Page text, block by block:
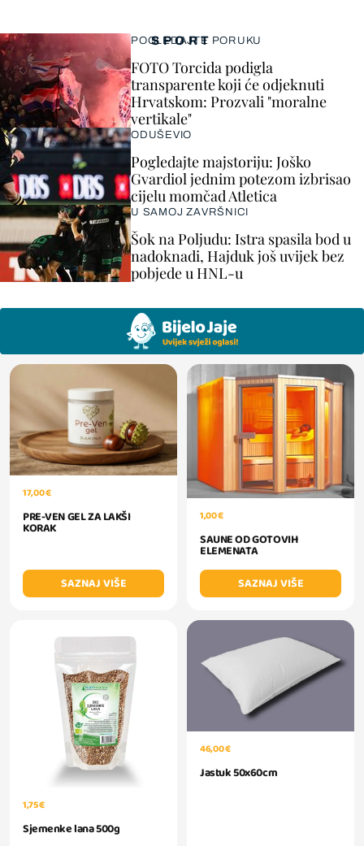
SPORT
POGLEDAJTE PORUKU
FOTO Torcida podigla
transparente koji će odjeknuti
Hrvatskom: Prozvali "moralne
vertikale"
ODUŠEVIO
Pogledajte majstoriju: Joško
Gvardiol jednim potezom izbrisao
cijelu momčad Atletica
U SAMOJ ZAVRŠNICI
Šok na Poljudu: Istra spasila bod u
nadoknadi, Hajduk još uvijek bez
pobjede u HNL-u
17,00 €
PRE-VEN GEL ZA LAKŠI
KORAK
SAZNAJ VIŠE
1,00 €
SAUNE OD GOTOVIH
ELEMENATA
SAZNAJ VIŠE
1,75 €
Sjemenke lana 500g
46,00 €
Jastuk 50x60cm